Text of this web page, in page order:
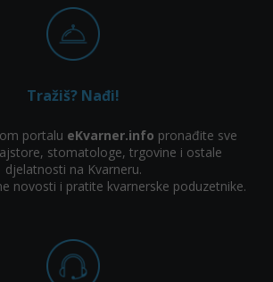
Tražiš? Nađi!
portalu eKvarner.info pronađite sve
stomatologe, trgovine i ostale
djelatnosti na Kvarneru.
novosti i pratite kvarnerske poduzetnike.